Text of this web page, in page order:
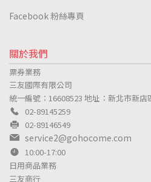
關於我們
票券業務
三友國際有限公司
統一編號：16608523 地址：新北市新店
02-89145259
02-89146549
service2@gohocome.com
10:00-17:00
日用商品業務
三友商行
Facebook 粉絲專頁